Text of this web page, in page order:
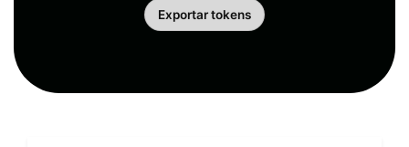
Exportar tokens